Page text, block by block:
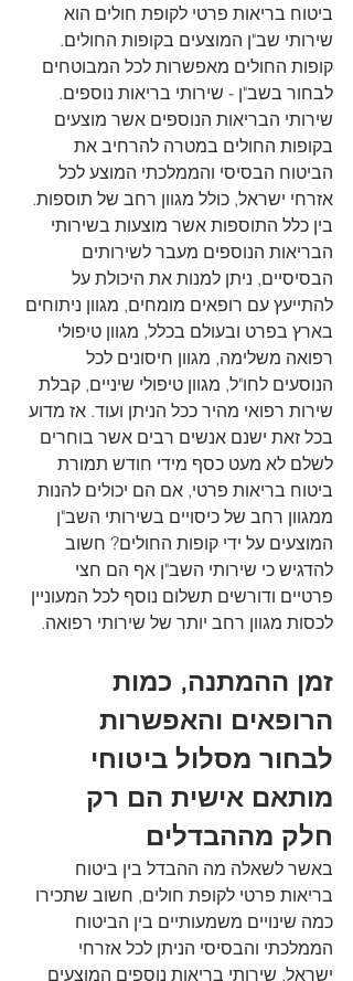
ביטוח בריאות פרטי לקופת חולים הוא
שירותי שב"ן המוצעים בקופות החולים.
קופות החולים מאפשרות לכל המבוטחים
לבחור בשב"ן - שירותי בריאות נוספים.
שירותי הבריאות הנוספים אשר מוצעים
בקופות החולים במטרה להרחיב את
הביטוח הבסיסי והממלכתי המוצע לכל
אזרחי ישראל, כולל מגוון רחב של תוספות.
בין כלל התוספות אשר מוצעות בשירותי
הבריאות הנוספים מעבר לשירותים
הבסיסיים, ניתן למנות את היכולת על
להתייעץ עם רופאים מומחים, מגוון ניתוחים
בארץ בפרט ובעולם בכלל, מגוון טיפולי
רפואה משלימה, מגוון חיסונים לכל
הנוסעים לחו"ל, מגוון טיפולי שיניים, קבלת
שירות רפואי מהיר ככל הניתן ועוד. אז מדוע
בכל זאת ישנם אנשים רבים אשר בוחרים
לשלם לא מעט כסף מידי חודש תמורת
ביטוח בריאות פרטי, אם הם יכולים להנות
ממגוון רחב של כיסויים בשירותי השב"ן
המוצעים על ידי קופות החולים? חשוב
להדגיש כי שירותי השב"ן אף הם חצי
פרטיים ודורשים תשלום נוסף לכל המעוניין
לכסות מגוון רחב יותר של שירותי רפואה.
זמן ההמתנה, כמות
הרופאים והאפשרות
לבחור מסלול ביטוחי
מותאם אישית הם רק
חלק מההבדלים
באשר לשאלה מה ההבדל בין ביטוח
בריאות פרטי לקופת חולים, חשוב שתכירו
כמה שינויים משמעותיים בין הביטוח
הממלכתי והבסיסי הניתן לכל אזרחי
ישראל, שירותי בריאות נוספים המוצעים